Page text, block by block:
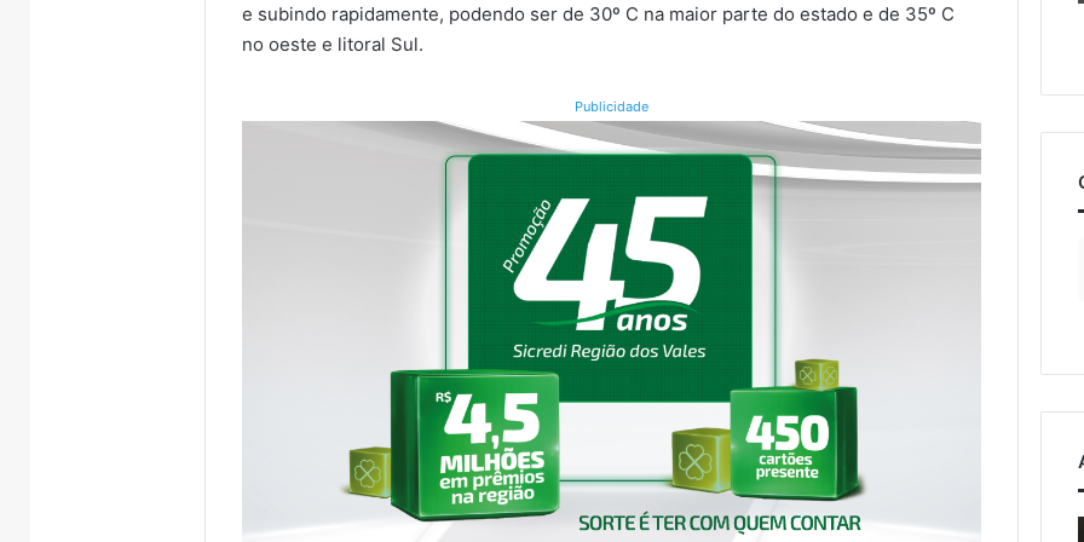
e subindo rapidamente, podendo ser de 30º C na maior parte do estado e de 35º C
no oeste e litoral Sul.
Publicidade
Importação
Estrada